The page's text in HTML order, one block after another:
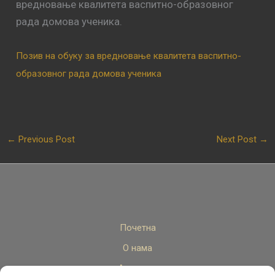
вредновање квалитета васпитно-образовног
рада домова ученика.
Позив на обуку за вредновање квалитета васпитно-
образовног рада домова ученика
← Previous Post Next Post →
Почетна
О нама
Актуелно